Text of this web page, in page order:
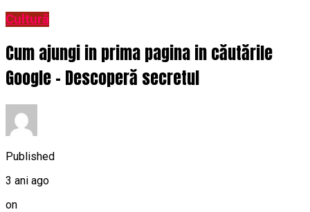
Cultură
Cum ajungi in prima pagina in căutările
Google – Descoperă secretul
Published
3 ani ago
on